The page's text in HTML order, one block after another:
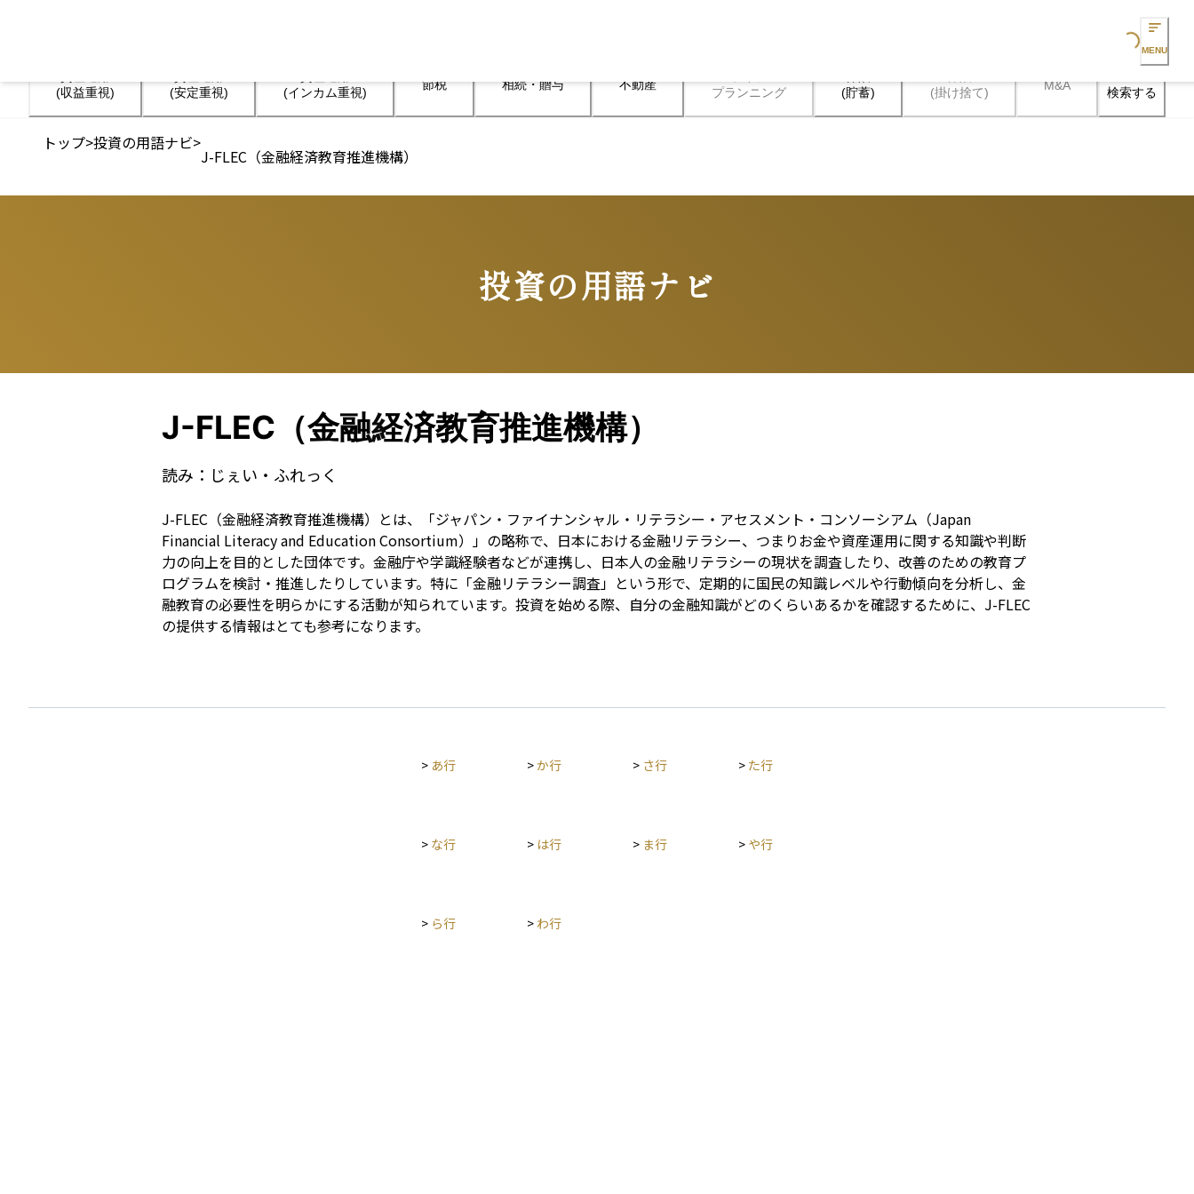
Loading...
MENU
(収益重視)
(安定重視)
(インカム重視)
節税 相続・贈与 不動産
プランニング
(貯蓄)
(掛け捨て)
M&A 検索する
トップ>投資の用語ナビ>
J-FLEC（金融経済教育推進機構）
投資の用語ナビ
Terms
J-FLEC（金融経済教育推進機構）
読み： じぇい・ふれっく
J-FLEC（金融経済教育推進機構）とは、「ジャパン・ファイナンシャル・リテラシー・アセスメント・コンソーシアム（Japan
Financial Literacy and Education Consortium）」の略称で、日本における金融リテラシー、つまりお金や資産運用に関する知識や判断
力の向上を目的とした団体です。金融庁や学識経験者などが連携し、日本人の金融リテラシーの現状を調査したり、改善のための教育プ
ログラムを検討・推進したりしています。特に「金融リテラシー調査」という形で、定期的に国民の知識レベルや行動傾向を分析し、金
融教育の必要性を明らかにする活動が知られています。投資を始める際、自分の金融知識がどのくらいあるかを確認するために、J-FLEC
の提供する情報はとても参考になります。
> あ行 >か行 > さ行 > た行
> な行 > は行 > ま行 > や行
> ら行 > わ行